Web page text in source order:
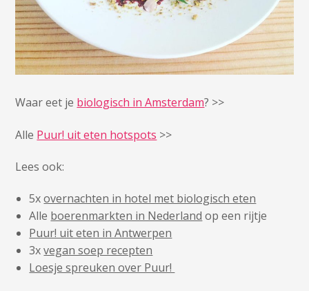
Waar eet je biologisch in Amsterdam? >>
Alle Puur! uit eten hotspots >>
Lees ook:
5xovernachten in hotel met biologisch eten
Alle boerenmarkten in Nederland op een rijtje
Puur! uit eten in Antwerpen
3xvegan soep recepten
Loesje spreuken over Puur!